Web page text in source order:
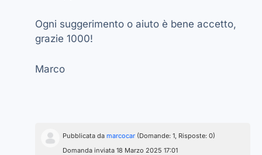
Ogni suggerimento o aiuto è bene accetto,
grazie 1000!
Marco
Pubblicata da marcocar (Domande: 1, Risposte: 0)
Domanda inviata 18 Marzo 2025 17:01